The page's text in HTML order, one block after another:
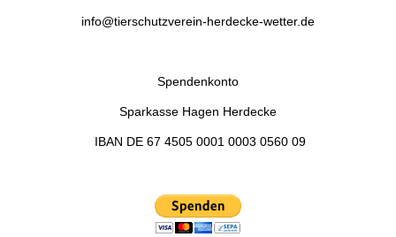
info@tierschutzverein-herdecke-wetter.de
Spendenkonto
Sparkasse Hagen Herdecke
IBAN DE 67 4505 0001 0003 0560 09